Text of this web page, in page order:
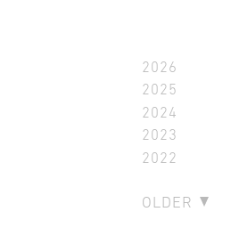
2026
2025
2024
2023
2022
OLDER